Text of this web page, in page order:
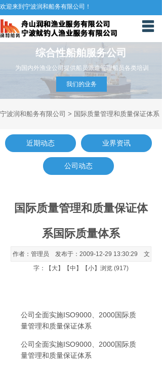
我们的业务
综合性船舶服务公司
为国内外渔业公司提供船员派造管理船员各类培训
欢迎来到宁波润和船务有限公司！
首页
关于我们
船员招聘
新闻中心
网上下单
联系我们
近期动态 业界资讯
公司动态
宁波润和船务有限公司 > 国际质量管理和质量保证体系
国际质量体系
国际质量管理和质量保证体
系国际质量体系
作者：管理员 发布于：2009-12-29 13:30:29 文
字：【 大】【中 】【小】浏览 (917)
公司全面实施ISO9000、2000国际质
量管理和质量保证体系
公司全面实施ISO9000、2000国际质
量管理和质量保证体系